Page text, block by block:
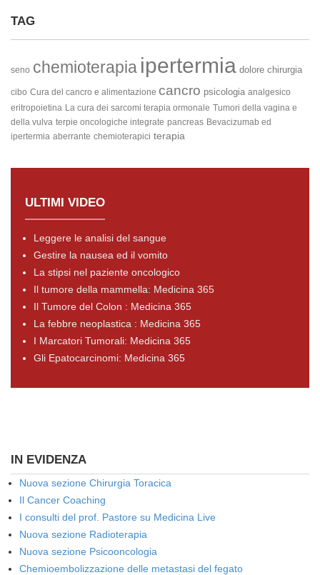
TAG
seno chemioterapia ipertermia dolore chirurgia
cibo Cura del cancro e alimentazione cancro psicologia analgesico
eritropoietina La cura dei sarcomi terapia ormonale Tumori della vagina e
della vulva terpie oncologiche integrate pancreas Bevacizumab ed
ipertermia aberrante chemioterapici terapia
ULTIMI VIDEO
Leggere le analisi del sangue
Gestire la nausea ed il vomito
La stipsi nel paziente oncologico
Il tumore della mammella: Medicina 365
Il Tumore del Colon : Medicina 365
La febbre neoplastica : Medicina 365
I Marcatori Tumorali: Medicina 365
Gli Epatocarcinomi: Medicina 365
IN EVIDENZA
Nuova sezione Chirurgia Toracica
Il Cancer Coaching
I consulti del prof. Pastore su Medicina Live
Nuova sezione Radioterapia
Nuova sezione Psicooncologia
Chemioembolizzazione delle metastasi del fegato